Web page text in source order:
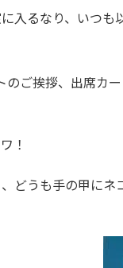
入るなり、いつ
のご挨拶、出席カ
！
どうも手の甲に